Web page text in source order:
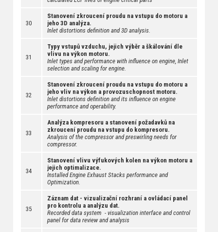
30
Stanovení zkroucení proudu na vstupu do motoru a
jeho 3D analýza.
Inlet distortions definition and 3D analysis.
31
Typy vstupů vzduchu, jejich výběr a škálování dle
vlivu na výkon motoru.
Inlet types and performance with influence on engine, Inlet
selection and scaling for engine.
32
Stanovení zkroucení proudu na vstupu do motoru a
jeho vliv na výkon a provozuschopnost motoru.
Inlet distortions definition and its influence on engine
performance and operability.
33
Analýza kompresoru a stanovení požadavků na
zkroucení proudu na vstupu do kompresoru.
Analysis of the compressor and preswirling needs for
compressor.
34
Stanovení vlivu výfukových kolen na výkon motoru a
jejich optimalizace.
Installed Engine Exhaust Stacks performance and
Optimization.
35
Záznam dat - vizualizační rozhraní a ovládací panel
pro kontrolu a analýzu dat.
Recorded data system - visualization interface and control
panel for data review and analysis